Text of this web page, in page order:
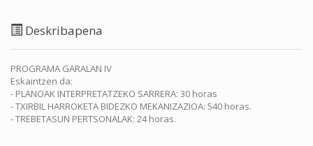
Deskribapena
PROGRAMA GARALAN IV
Eskaintzen da:
- PLANOAK INTERPRETATZEKO SARRERA: 30 horas
- TXIRBIL HARROKETA BIDEZKO MEKANIZAZIOA: 540 horas.
- TREBETASUN PERTSONALAK: 24 horas.